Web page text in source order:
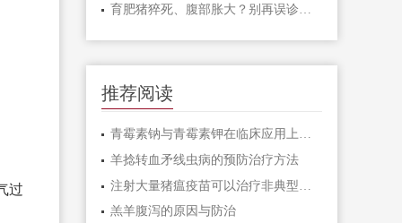
过
推荐阅读
羊捻转血矛线虫病的预防治疗方法
羔羊腹泻的原因与防治